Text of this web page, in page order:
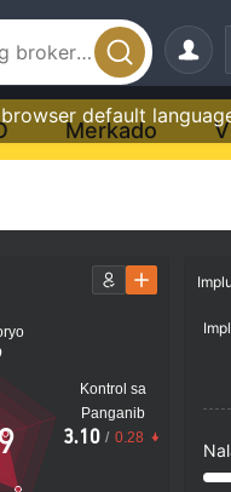
default
Merkado
Kontrol sa
Panganib
3.10 / 0.28